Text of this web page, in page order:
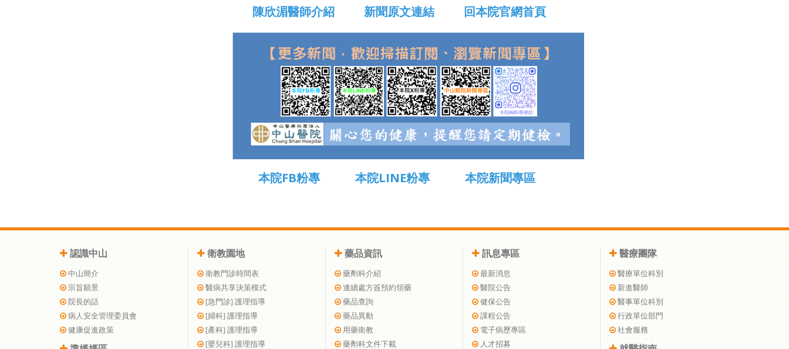
陳欣湄醫師介紹
新聞原文連結 回本院官網首頁
本院FB粉專 本院LINE粉專 本院新聞專區
認識中山
中山簡介
宗旨願景
院長的話
病人安全管理委員會
健康促進政策
衛教園地
衛教門診時間表
醫病共享決策模式
[急門診] 護理指導
[婦科] 護理指導
[產科] 護理指導
[嬰兒科] 護理指導
藥品資訊
藥劑科介紹
連續處方簽預約領藥
藥品查詢
藥品異動
用藥衛教
藥劑科文件下載
訊息專區
最新消息
醫院公告
健保公告
課程公告
電子病歷專區
人才招募
醫療團隊
醫療單位科別
新進醫師
醫事單位科別
行政單位部門
社會服務